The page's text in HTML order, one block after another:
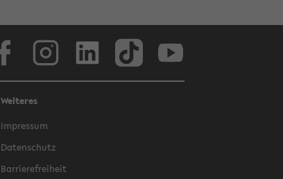
Weiteres
Impressum
Datenschutz
Barrierefreiheit